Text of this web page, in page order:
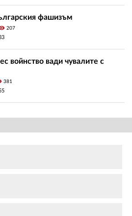
фашизъм
207
войнство вади чувалите с
381